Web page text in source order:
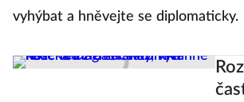
vyhýbat a hněvejte se diplomaticky.